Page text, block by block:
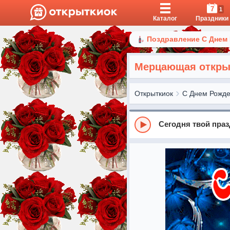
Каталог
7 1
Праздники
Поздравление С
Мерцающая
Открыткиок С Днем
Сегодня твой